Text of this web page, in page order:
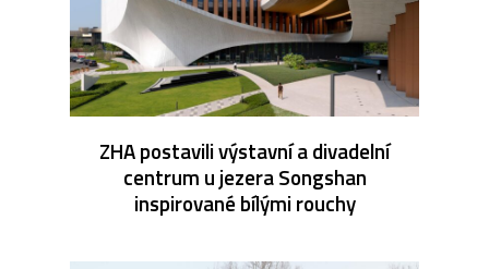
ZHA postavili výstavní a divadelní
centrum u jezera Songshan
inspirované bílými rouchy